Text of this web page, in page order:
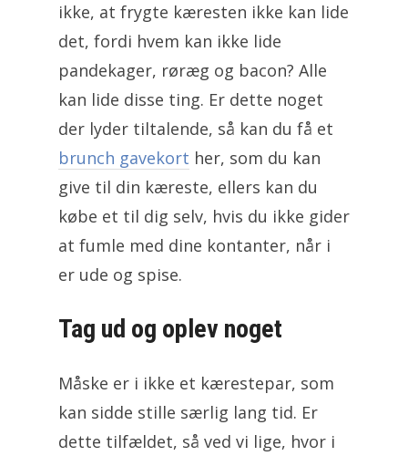
ikke, at frygte kæresten ikke kan lide
det, fordi hvem kan ikke lide
pandekager, røræg og bacon? Alle
kan lide disse ting. Er dette noget
der lyder tiltalende, så kan du få et
brunch gavekort her, som du kan
give til din kæreste, ellers kan du
købe et til dig selv, hvis du ikke gider
at fumle med dine kontanter, når i
er ude og spise.
Tag ud og oplev noget
Måske er i ikke et kærestepar, som
kan sidde stille særlig lang tid. Er
dette tilfældet, så ved vi lige, hvor i